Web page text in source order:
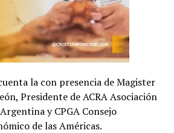
la con presencia de Magister
Presidente de ACRA Asociación
y CPGA Consejo
de las Américas.